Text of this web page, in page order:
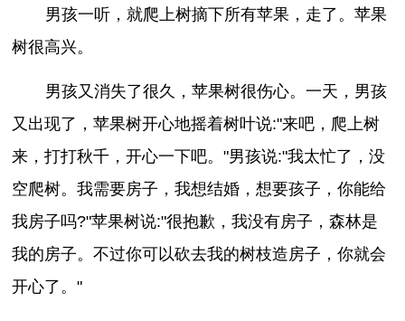
男孩一听，就爬上树摘下所有苹果，走了。苹果
树很高兴。
男孩又消失了很久，苹果树很伤心。一天，男孩
又出现了，苹果树开心地摇着树叶说:"来吧，爬上树
来，打打秋千，开心一下吧。"男孩说:"我太忙了，没
空爬树。我需要房子，我想结婚，想要孩子，你能给
我房子吗?"苹果树说:"很抱歉，我没有房子，森林是
我的房子。不过你可以砍去我的树枝造房子，你就会
开心了。"